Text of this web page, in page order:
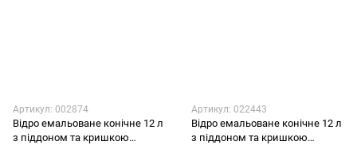
Артикул: 002874
Відро емальоване конічне 12 л
з піддоном та кришкою
Артикул: 022443
Відро емальоване конічне 12 л
з піддоном та кришкою